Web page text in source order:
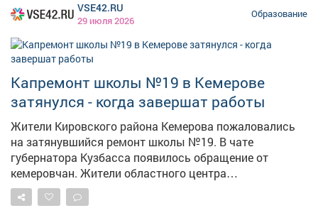
Поручил заказчику уже сейчас начинать
https://max.ru/channel_kambalin
VSE42.RU
29 июля 2026
Образование
Капремонт школы №19 в Кемерове
затянулся - когда завершат работы
Жители Кировского района Кемерова пожаловались
на затянувшийся ремонт школы №19. В чате
губернатора Кузбасса появилось обращение от
кемеровчан. Жители областного центра
поинтересовались судьбой школы №19. –
Подскажите, когда будет закончен ремонт школы